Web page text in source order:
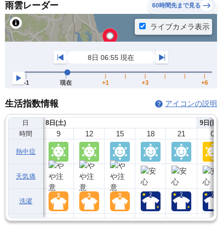
雨雲レーダー 60時間先まで見る
生活指数情報 アイコンの説明
日
時間
熱中症
天気痛
洗濯
8日(土)
9 12 15 18 21
9日(日)
0